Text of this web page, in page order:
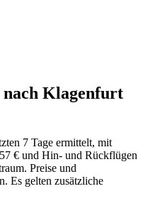
nach Klagenfurt
7 Tage ermittelt, mit
€ und Hin- und Rückflügen
Preise und
Es gelten zusätzliche